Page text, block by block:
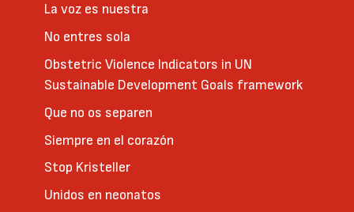
La voz es nuestra
No entres sola
Obstetric Violence Indicators in UN
Sustainable Development Goals framework
Que no os separen
Siempre en el corazón
Stop Kristeller
Unidos en neonatos